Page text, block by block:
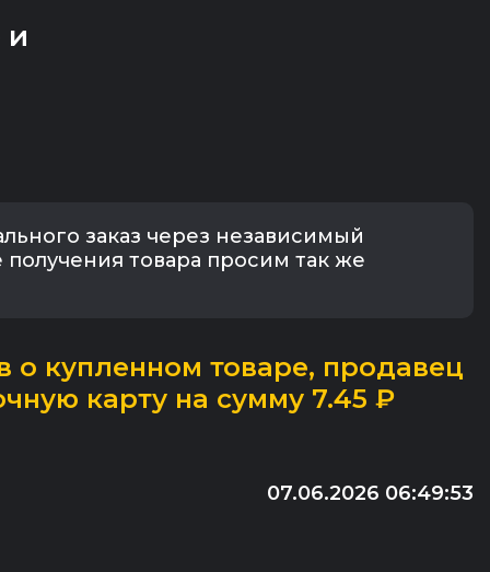
и
заказ через независимый
товара просим так же
о купленном товаре, продавец
карту на сумму 7.45 ₽
07.06.2026 06:49:53